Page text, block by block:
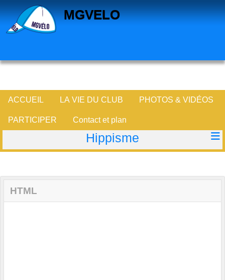
MGVELO
ACCUEIL LA VIE DU CLUB PHOTOS & VIDÉOS
PARTICIPER Contact et plan
Hippisme
HTML
Panneau de gestion des cookies